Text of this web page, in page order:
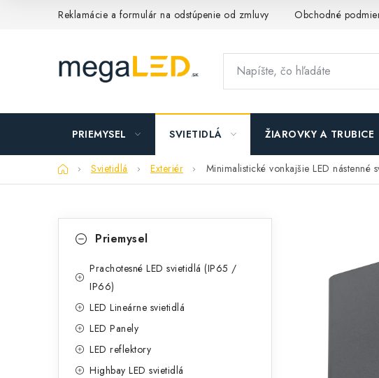
Reklamácie a formulár na odstúpenie od zmluvy Obchodné
PRIEMYSEL SVIETIDLÁ ŽIAROVKY A TRUBICE
DomovSvietidlá Exteriér Minimalistické vonkajšie LED
kategóriePriemysel
Prachotesné LED svietidlá (IP65 /
IP66)
LED Lineárne svietidlá
LED Panely
LED reflektory
Highbay LED svietidlá